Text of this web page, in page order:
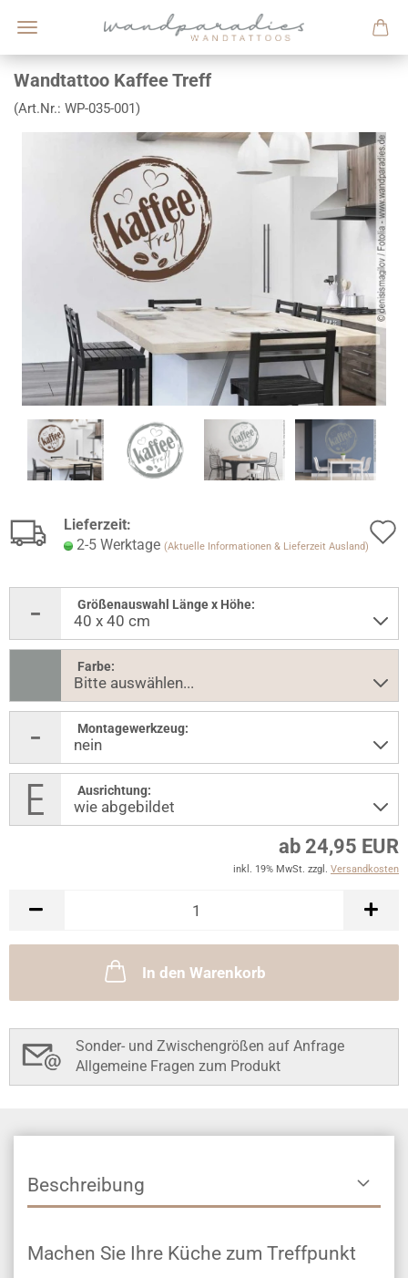
Wandtattoo Kaffee Treff
(Art.Nr.: WP-035-001)
Lieferzeit:
2-5 Werktage (Aktuelle Informationen & Lieferzeit Ausland)
Größenauswahl Länge x Höhe:
Farbe:
Montagewerkzeug:
Ausrichtung:
ab 24,95 EUR
inkl. 19% MwSt. zzgl. Versandkosten
In den Warenkorb
Sonder- und Zwischengrößen auf Anfrage
Allgemeine Fragen zum Produkt
Beschreibung
Machen Sie Ihre Küche zum Treffpunkt